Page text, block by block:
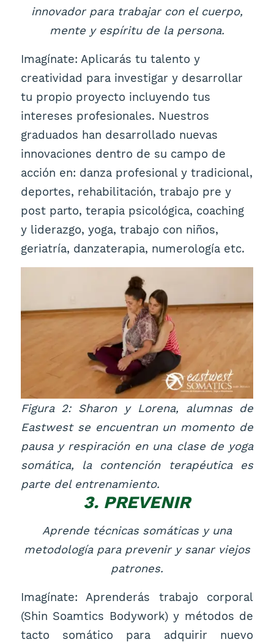
innovador para trabajar con el cuerpo,
mente y espíritu de la persona.
Imagínate: Aplicarás tu talento y
creatividad para investigar y desarrollar
tu propio proyecto incluyendo tus
intereses profesionales. Nuestros
graduados han desarrollado nuevas
innovaciones dentro de su campo de
acción en: danza profesional y tradicional,
deportes, rehabilitación, trabajo pre y
post parto, terapia psicológica, coaching
y liderazgo, yoga, trabajo con niños,
geriatría, danzaterapia, numerología etc.
Figura 2: Sharon y Lorena, alumnas de
Eastwest se encuentran un momento de
pausa y respiración en una clase de yoga
somática, la contención terapéutica es
parte del entrenamiento.
3. PREVENIR
Aprende técnicas somáticas y una
metodología para prevenir y sanar viejos
patrones.
Imagínate: Aprenderás trabajo corporal
(Shin Soamtics Bodywork) y métodos de
tacto somático para adquirir nuevo